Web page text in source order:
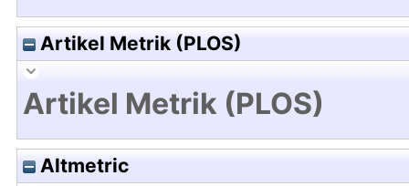
Artikel Metrik (PLOS)
Artikel Metrik (PLOS)
Altmetric